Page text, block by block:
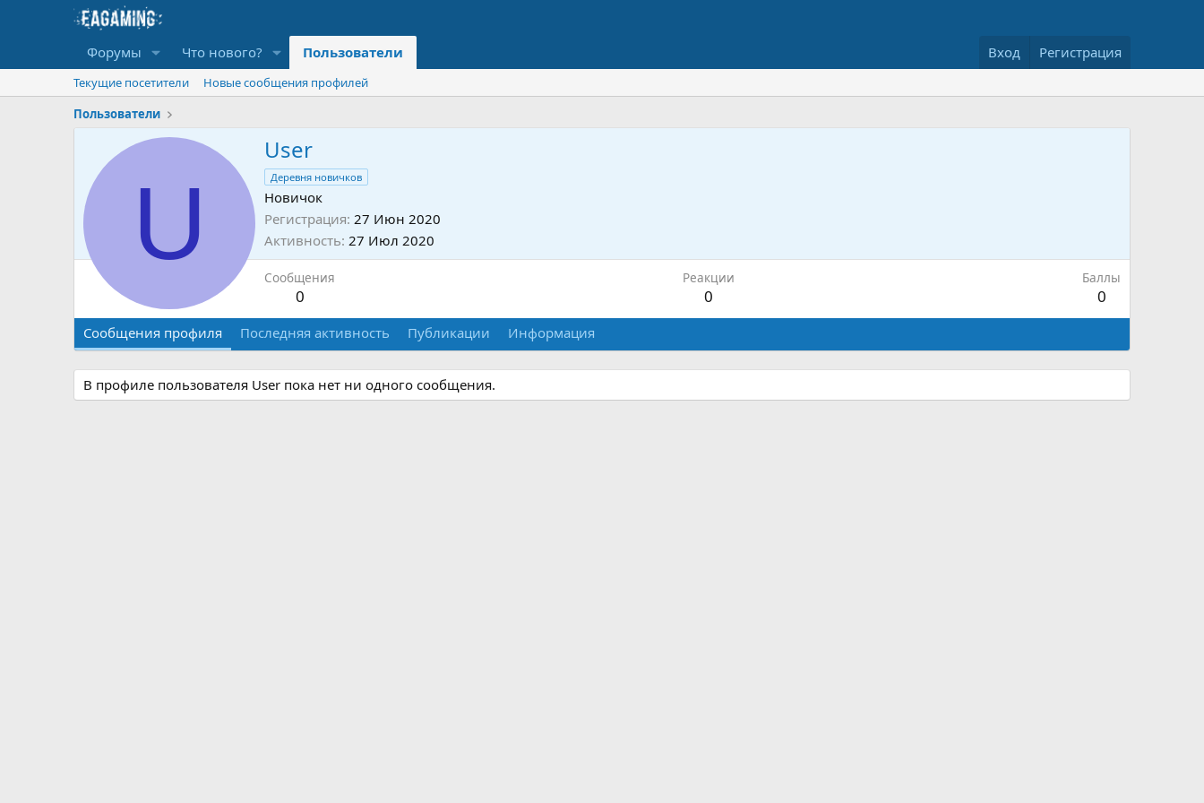
Форумы Что нового? Пользователи Вход Регистрация
Текущие посетители
Новые сообщения профилей
Пользователи
U
User
Деревня новичков
Новичок
Регистрация 27 Июн 2020
Активность 27 Июл 2020
Сообщения
0
Реакции
0
Баллы
0
Сообщения профиля Последняя активность Публикации Информация
В профиле пользователя User пока нет ни одного сообщения.